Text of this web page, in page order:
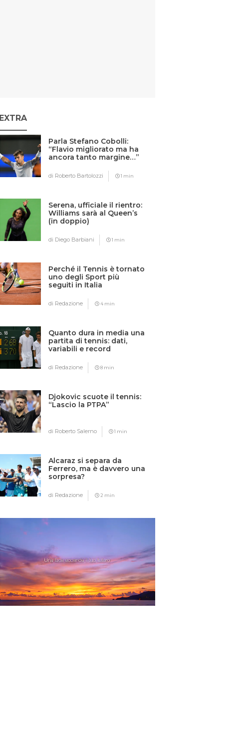
EXTRA
Parla Stefano Cobolli:
“Flavio migliorato ma ha
ancora tanto margine…”
di Roberto Bartolozzi 1 min
Serena, ufficiale il rientro:
Williams sarà al Queen’s
(in doppio)
di Diego Barbiani 1 min
Perché il Tennis è tornato
uno degli Sport più
seguiti in Italia
di Redazione 4 min
Quanto dura in media una
partita di tennis: dati,
variabili e record
di Redazione 8 min
Djokovic scuote il tennis:
“Lascio la PTPA”
di Roberto Salerno 1 min
Alcaraz si separa da
Ferrero, ma è davvero una
sorpresa?
di Redazione 2 min